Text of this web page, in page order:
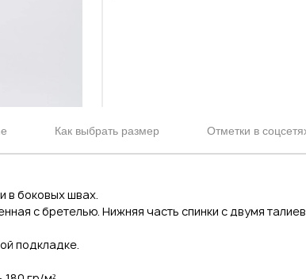
Как выбрать размер Отметки в
в боковых швах.
с бретелью. Нижняя часть спинки с двумя
подкладке.